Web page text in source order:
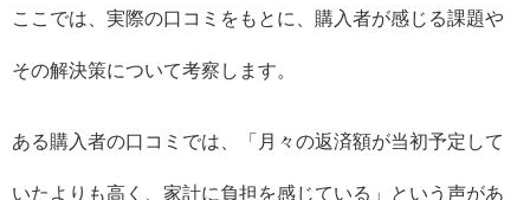
ここでは、実際の口コミをもとに、購入者が感じる課題や
その解決策について考察します。
ある購入者の口コミでは、「月々の返済額が当初予定して
いたよりも高く、家計に負担を感じている」という声があ